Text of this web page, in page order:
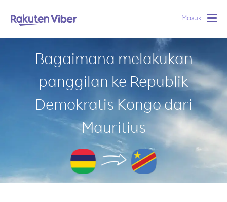
Masuk
Bagaimana melakukan
panggilan ke Republik
Demokratis Kongo dari
Mauritius